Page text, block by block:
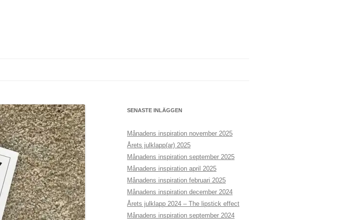
SENASTE INLÄGGEN
Månadens inspiration november 2025
Årets julklapp(ar) 2025
Månadens inspiration september 2025
Månadens inspiration april 2025
Månadens inspiration februari 2025
Månadens inspiration december 2024
Årets julklapp 2024 – The lipstick effect
Månadens inspiration september 2024